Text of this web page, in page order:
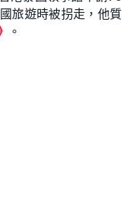
旅遊時被拐走，他質
。